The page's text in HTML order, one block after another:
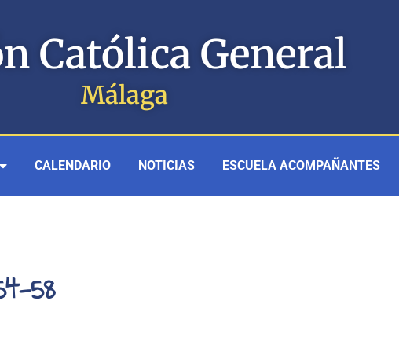
Católica General
Málaga
CALENDARIO NOTICIAS ESCUELA ACOMPAÑANTES
58